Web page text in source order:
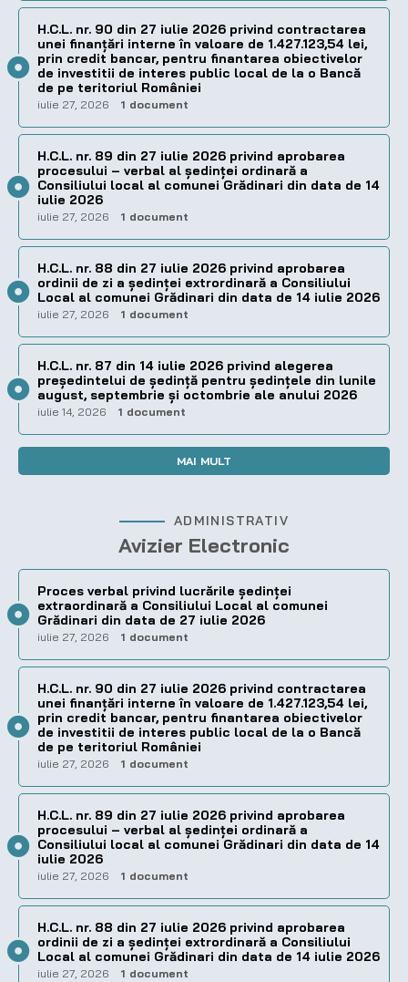
H.C.L. nr. 90 din 27 iulie 2026 privind contractarea
unei finanțări interne în valoare de 1.427.123,54 lei,
prin credit bancar, pentru finantarea obiectivelor
de investitii de interes public local de la o Bancă
de pe teritoriul României
iulie 27, 2026 1 document
H.C.L. nr. 89 din 27 iulie 2026 privind aprobarea
procesului – verbal al şedinţei ordinară a
Consiliului local al comunei Grădinari din data de 14
iulie 2026
iulie 27, 2026 1 document
H.C.L. nr. 88 din 27 iulie 2026 privind aprobarea
ordinii de zi a şedinţei extrordinară a Consiliului
Local al comunei Grădinari din data de 14 iulie 2026
iulie 27, 2026 1 document
H.C.L. nr. 87 din 14 iulie 2026 privind alegerea
preşedintelui de şedinţă pentru ședințele din lunile
august, septembrie și octombrie ale anului 2026
iulie 14, 2026 1 document
MAI MULT
ADMINISTRATIV
Avizier Electronic
Proces verbal privind lucrările ședinței
extraordinară a Consiliului Local al comunei
Grădinari din data de 27 iulie 2026
iulie 27, 2026 1 document
H.C.L. nr. 90 din 27 iulie 2026 privind contractarea
unei finanțări interne în valoare de 1.427.123,54 lei,
prin credit bancar, pentru finantarea obiectivelor
de investitii de interes public local de la o Bancă
de pe teritoriul României
iulie 27, 2026 1 document
H.C.L. nr. 89 din 27 iulie 2026 privind aprobarea
procesului – verbal al şedinţei ordinară a
Consiliului local al comunei Grădinari din data de 14
iulie 2026
iulie 27, 2026 1 document
H.C.L. nr. 88 din 27 iulie 2026 privind aprobarea
ordinii de zi a şedinţei extrordinară a Consiliului
Local al comunei Grădinari din data de 14 iulie 2026
iulie 27, 2026 1 document